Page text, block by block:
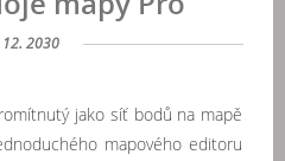
2030
jako síť bodů na mapě
mapového editoru